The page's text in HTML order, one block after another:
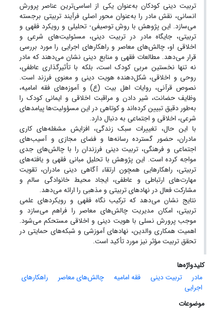
تربیت دینی کودکان به‌عنوان یکی از اساسی‌ترین عناصر پرورش
انسانی، نقش مادر را به‌عنوان محور اصلی فرآیند تربیتی برجسته
می‌سازد. این پژوهش با روش توصیفی- تحلیلی و رویکرد فقهی و
تربیتی، جایگاه مادر در تربیت دینی، مسئولیت‌های شرعی و
اخلاقی او، چالش‌های معاصر و راهکارهای اجرایی را مورد بررسی
قرار می‌دهد. مطالعات فقهی و منابع دینی نشان می‌دهند که مادر
نه تنها نخستین مربی کودک است، بلکه با تأثیرگذاری عاطفی،
روحی و اخلاقی، شکل‌دهنده هویت دینی و معنوی فرزند است.
نصوص قرآنی، روایات اهل بیت (ع) و آموزه‌های فقه امامیه،
وظایف حضانت، شیر دادن و مراقبت اخلاقی و ایمانی کودک را
به‌طور دقیق تبیین کرده‌اند و کوتاهی در این مسؤولیت‌ها پیامدهای
شرعی، اخلاقی و اجتماعی به دنبال دارد.
با این حال، تغییرات سبک زندگی، افزایش مشغله‌های کاری
مادران، حضور گسترده رسانه‌ها و فضای مجازی و آسیب‌های
اجتماعی و فرهنگی، تربیت دینی فرزندان را با چالش‌های جدی
مواجه کرده است. این پژوهش با تحلیل مبانی فقهی و یافته‌های
تربیتی، راهکارهایی همچون ارتقاء آگاهی دینی مادران، تقویت
مهارت‌های ارتباطی و عاطفی، ایجاد محیط خانوادگی سالم و
مشارکت فعال در نهادهای تربیتی و مذهبی را ارائه می‌دهد.
نتایج نشان می‌دهد که ترکیب نگاه فقهی و رویکردهای علمی
تربیتی، امکان مدیریت چالش‌های معاصر را فراهم می‌سازد و
موجب پرورش نسلی با هویت دینی و اخلاقی مستحکم می‌شود.
اهمیت همکاری والدین، نهادهای آموزشی و شبکه‌های حمایتی در
تحقق تربیت مؤثر نیز مورد تأکید است.
کلیدواژه‌ها
مادر
تربیت دینی فقه امامیه چالش‌های معاصر
راهکارهای
اجرایی
موضوعات